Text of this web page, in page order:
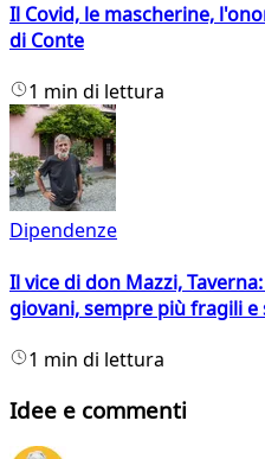
Il Covid, le mascherine,
di Conte
1 min di lettura
Dipendenze
Il vice di don Mazzi,
giovani, sempre più fragili e
1 min di lettura
Idee e commenti